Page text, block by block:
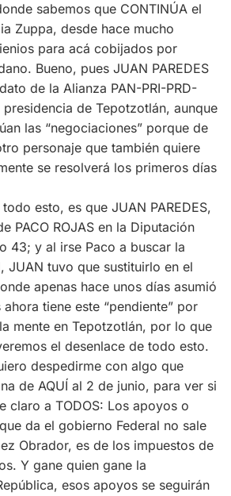
sabemos que CONTINÚA el
Zuppa, desde hace mucho
para acá cobijados por
Bueno, pues JUAN PAREDES
de la Alianza PAN-PRI-PRD-
de Tepotzotlán, aunque
las “negociaciones” porque de
personaje que también quiere
se resolverá los primeros días
esto, es que JUAN PAREDES,
PACO ROJAS en la Diputación
43; y al irse Paco a buscar la
JUAN tuvo que sustituirlo en el
apenas hace unos días asumió
tiene este “pendiente” por
mente en Tepotzotlán, por lo que
el desenlace de todo esto.
despedirme con algo que
de AQUÍ al 2 de junio, para ver si
claro a TODOS: Los apoyos o
da el gobierno Federal no sale
Obrador, es de los impuestos de
Y gane quien gane la
esos apoyos se seguirán